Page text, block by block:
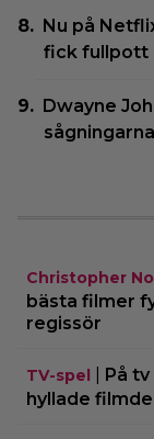
Nu på
fick fullpott
Dwayne
Christopher
bästa filmer
regissör
TV-spel
På
hyllade